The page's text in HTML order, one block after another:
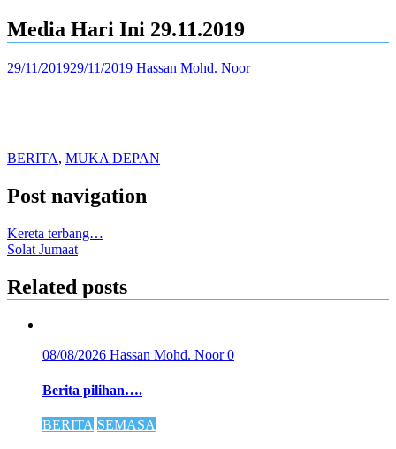
Media Hari Ini 29.11.2019
29/11/201929/11/2019 Hassan Mohd. Noor
BERITA, MUKA DEPAN
Post navigation
Kereta terbang…
Solat Jumaat
Related posts
08/08/2026 Hassan Mohd. Noor0
Berita pilihan….
BERITA SEMASA